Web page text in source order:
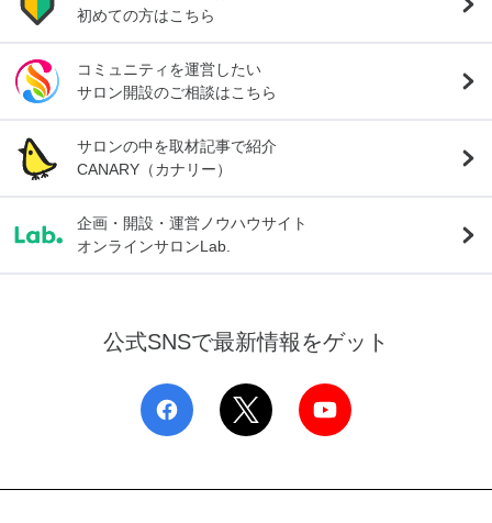
初めての方はこちら
コミュニティを運営したい
サロン開設のご相談はこちら
サロンの中を取材記事で紹介
CANARY（カナリー）
企画・開設・運営ノウハウサイト
オンラインサロンLab.
公式SNSで最新情報をゲット